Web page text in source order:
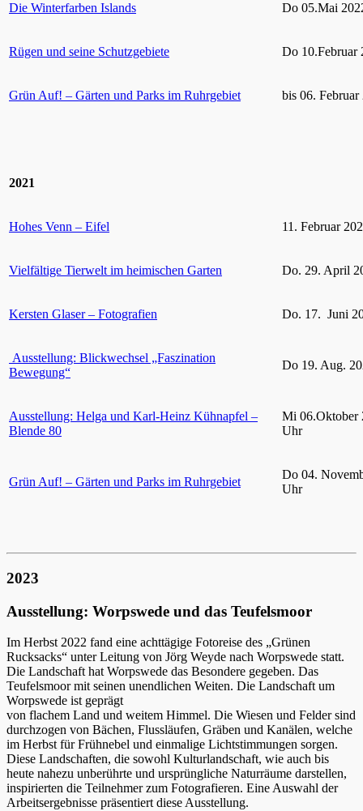
Die Winterfarben Islands Do 05.Mai
Rügen und seine Schutzgebiete Do 10.Februar
Grün Auf! – Gärten und Parks im Ruhrgebiet bis 06. Februar
2021
Hohes Venn – Eifel 11. Februar
Vielfältige Tierwelt im heimischen Garten Do. 29. April
Kersten Glaser – Fotografien Do. 17. Juni
Ausstellung: Blickwechsel „Faszination
Bewegung“
Do 19. Aug.
Ausstellung: Helga und Karl-Heinz Kühnapfel –
Blende 80
Mi 06.Oktober
Uhr
Grün Auf! – Gärten und Parks im Ruhrgebiet
Do 04.
Uhr
2023
Ausstellung: Worpswede und das Teufelsmoor
Im Herbst 2022 fand eine achttägige Fotoreise des „Grünen
Rucksacks“ unter Leitung von Jörg Weyde nach Worpswede statt.
Die Landschaft hat Worpswede das Besondere gegeben. Das
Teufelsmoor mit seinen unendlichen Weiten. Die Landschaft um
Worpswede ist geprägt
von flachem Land und weitem Himmel. Die Wiesen und Felder sind
durchzogen von Bächen, Flussläufen, Gräben und Kanälen, welche
im Herbst für Frühnebel und einmalige Lichtstimmungen sorgen.
Diese Landschaften, die sowohl Kulturlandschaft, wie auch bis
heute nahezu unberührte und ursprüngliche Naturräume darstellen,
inspirierten die Teilnehmer zum Fotografieren. Eine Auswahl der
Arbeitsergebnisse präsentiert diese Ausstellung.